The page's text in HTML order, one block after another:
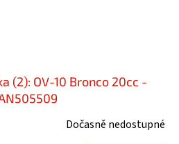
(2): OV-10 Bronco 20cc -
Dočasně nedostupné